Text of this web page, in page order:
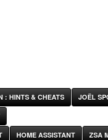
: HINTS & CHEATS JOËL
HOME ASSISTANT ZSA